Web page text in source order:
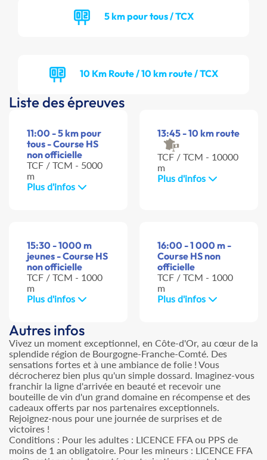
5 km pour tous / TCX
10 Km Route / 10 km route / TCX
Liste des épreuves
11:00 - 5 km pour
tous - Course HS
non officielle
TCF / TCM - 5000
m
Plus d'infos
13:45 - 10 km route
TCF / TCM - 10000
m
Plus d'infos
15:30 - 1000 m
jeunes - Course HS
non officielle
TCF / TCM - 1000
m
Plus d'infos
16:00 - 1 000 m -
Course HS non
officielle
TCF / TCM - 1000
m
Plus d'infos
Autres infos
Vivez un moment exceptionnel, en Côte-d'Or, au cœur de la
splendide région de Bourgogne-Franche-Comté. Des
sensations fortes et à une ambiance de folie ! Vous
décrocherez bien plus qu'un simple dossard. Imaginez-vous
franchir la ligne d'arrivée en beauté et recevoir une
bouteille de vin d'un grand domaine en récompense et des
cadeaux offerts par nos partenaires exceptionnels.
Rejoignez-nous pour une journée de surprises et de
victoires !
Conditions : Pour les adultes : LICENCE FFA ou PPS de
moins de 1 an obligatoire. Pour les mineurs : LICENCE FFA